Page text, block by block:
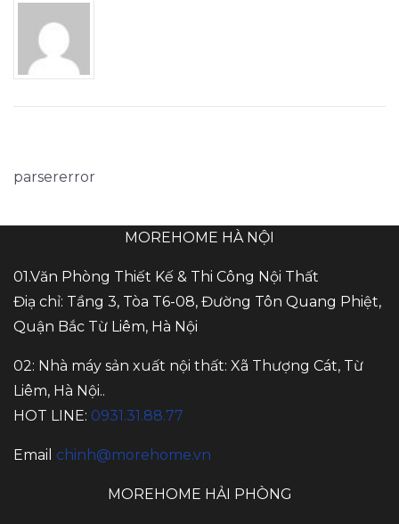
parsererror
MOREHOME HÀ NỘI
01.Văn Phòng Thiết Kế & Thi Công Nội Thất
Điạ chỉ: Tầng 3, Tòa T6-08, Đường Tôn Quang Phiệt,
Quận Bắc Từ Liêm, Hà Nội
02: Nhà máy sản xuất nội thất: Xã Thượng Cát, Từ
Liêm, Hà Nội..
HOT LINE: 0931.31.88.77
Email chinh@morehome.vn
MOREHOME HẢI PHÒNG